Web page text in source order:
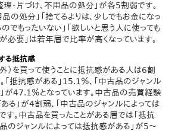
理・片づけ、不用品の処分」が各5割弱です。
品の処分」「捨てるよりは、少しでもお金になっ
でもったいない」「欲しいと思う人に使っても
必要」は若年層で比率が高くなっています。
る抵抗感
）を買って使うことに抵抗感がある人は6割
「抵抗感がある」15.1％、「中古品のジャンル
が47.1％となっています。中古品の売買経験
る」が4割弱、「中古品のジャンルによっては
。中古品を買ったことがある層では「抵抗
のジャンルによっては抵抗感がある」が5～